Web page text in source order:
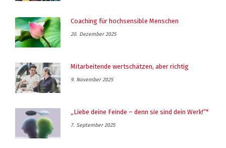
Coaching für hochsensible Menschen
20. Dezember 2025
Mitarbeitende wertschätzen, aber richtig
9. November 2025
„Liebe deine Feinde – denn sie sind dein Werk!“*
7. September 2025